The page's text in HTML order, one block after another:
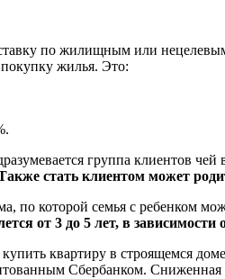
по жилищным или
жилья. Это:
группа клиентов чей
стать клиентом может
по которой семья с ребенком
от 3 до 5 лет, в зависимости
квартиру в строящемся
Сбербанком. Сниженная